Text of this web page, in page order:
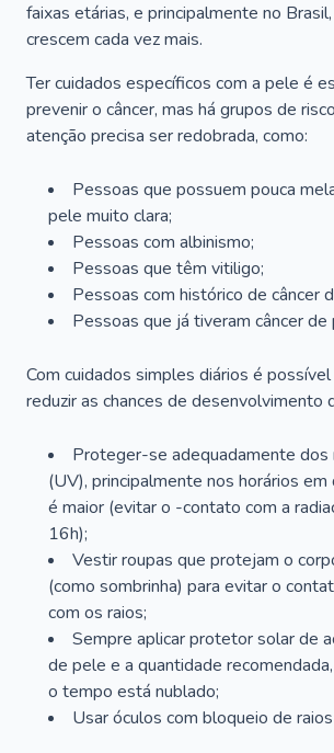
faixas etárias, e principalmente no
crescem cada vez mais.
Ter cuidados específicos com a pele é
prevenir o câncer, mas há grupos de
atenção precisa ser redobrada, como:
Pessoas que possuem pouca
pele muito clara;
Pessoas com albinismo;
Pessoas que têm vitiligo;
Pessoas com histórico de câncer
Pessoas que já tiveram câncer de
Com cuidados simples diários é
reduzir as chances de desenvolvimento
Proteger-se adequadamente dos
(UV), principalmente nos horários em
é maior (evitar o -contato com a
16h);
Vestir roupas que protejam o
(como sombrinha) para evitar o
com os raios;
Sempre aplicar protetor solar de
de pele e a quantidade
o tempo está nublado;
Usar óculos com bloqueio de